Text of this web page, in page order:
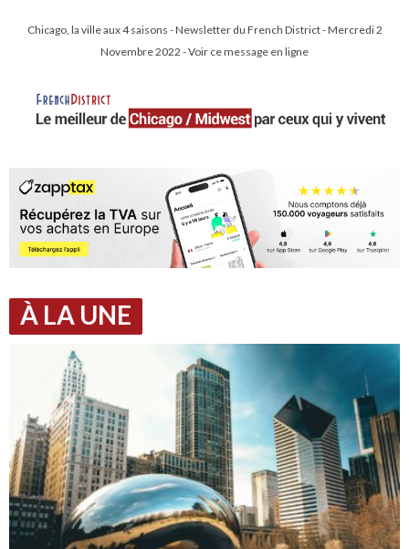
Chicago, la ville aux 4 saisons - Newsletter du French District - Mercredi 2
Novembre 2022 - Voir ce message en ligne
À LA UNE